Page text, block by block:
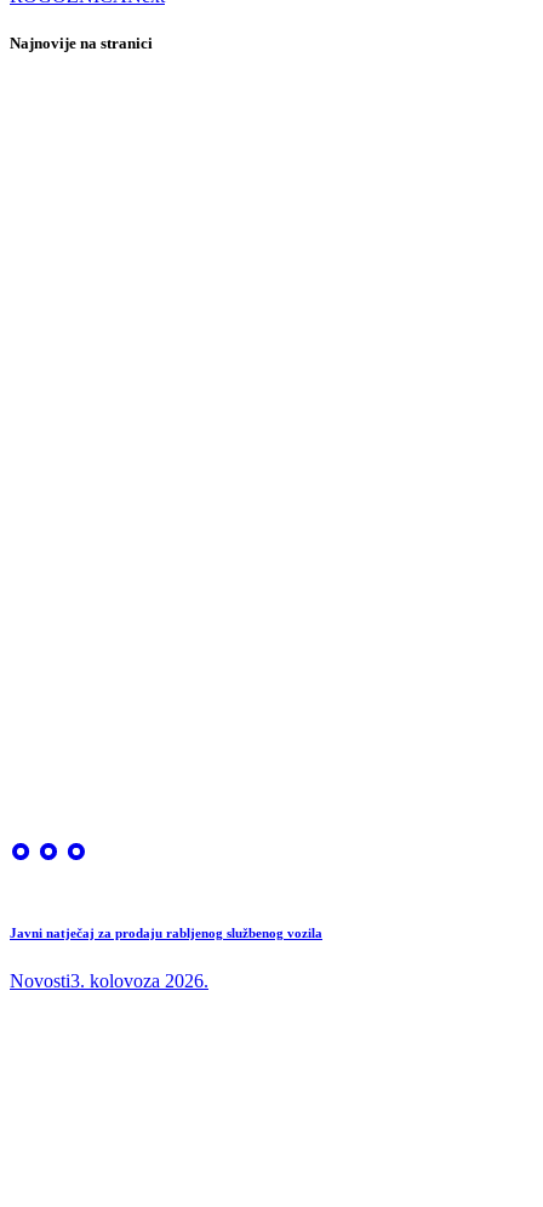
Najnovije na stranici
Javni natječaj za prodaju rabljenog službenog vozila
Novosti3. kolovoza 2026.